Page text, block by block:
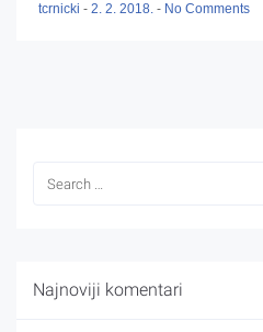
tcrnicki - 2. 2. 2018. - No Comments
Najnoviji komentari